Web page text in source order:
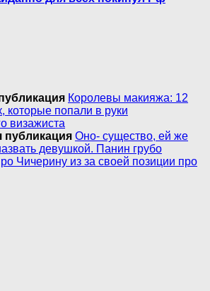
Королевы макияжа: 12
которые попали в руки
визажиста
Оно- существо, ей же
девушкой. Панин грубо
Чичерину из за своей позиции про